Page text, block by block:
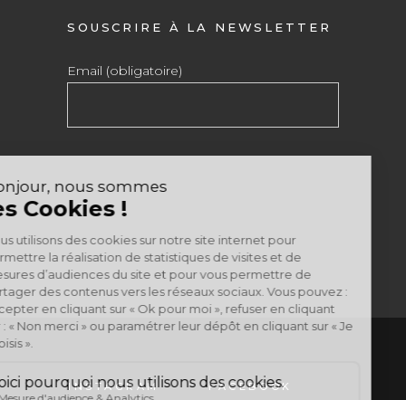
SOUSCRIRE À LA NEWSLETTER
Email (obligatoire)
INSTAGRAM FACEBOOK